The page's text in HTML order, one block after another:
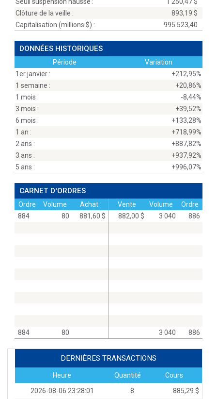
Clôture de la veille :
893,19 $
Capitalisation (millions $) : 995 523,40
DONNÉES HISTORIQUES
Période
Variation
1er janvier :
+212,95%
1 semaine :
+20,86%
1 mois :
-8,44%
3 mois :
+39,52%
6 mois :
+133,28%
1 an :
+718,99%
2 ans :
+887,82%
3 ans :
+937,92%
5 ans :
+996,07%
CARNET D'ORDRES
Ordre Volume
Achat
884
80 881,60 $
884 80
Vente Volume
Ordre
882,00 $
3 040 886
3 040 886
DERNIÈRES TRANSACTIONS
Heure Quantité
Cours
2026-08-06 23:28:01
8
885,29 $